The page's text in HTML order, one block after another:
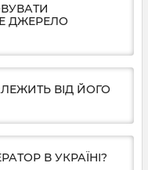
ДЖЕРЕЛО
ВІД ЙОГО
В УКРАЇНІ?